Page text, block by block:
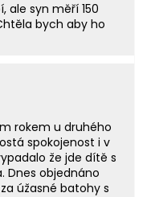
ale syn měří 150
bych aby ho
5 z 5 hvězdiček.
rokem u druhého
spokojenost i v
že jde dítě s
Dnes objednáno
úžasné batohy s